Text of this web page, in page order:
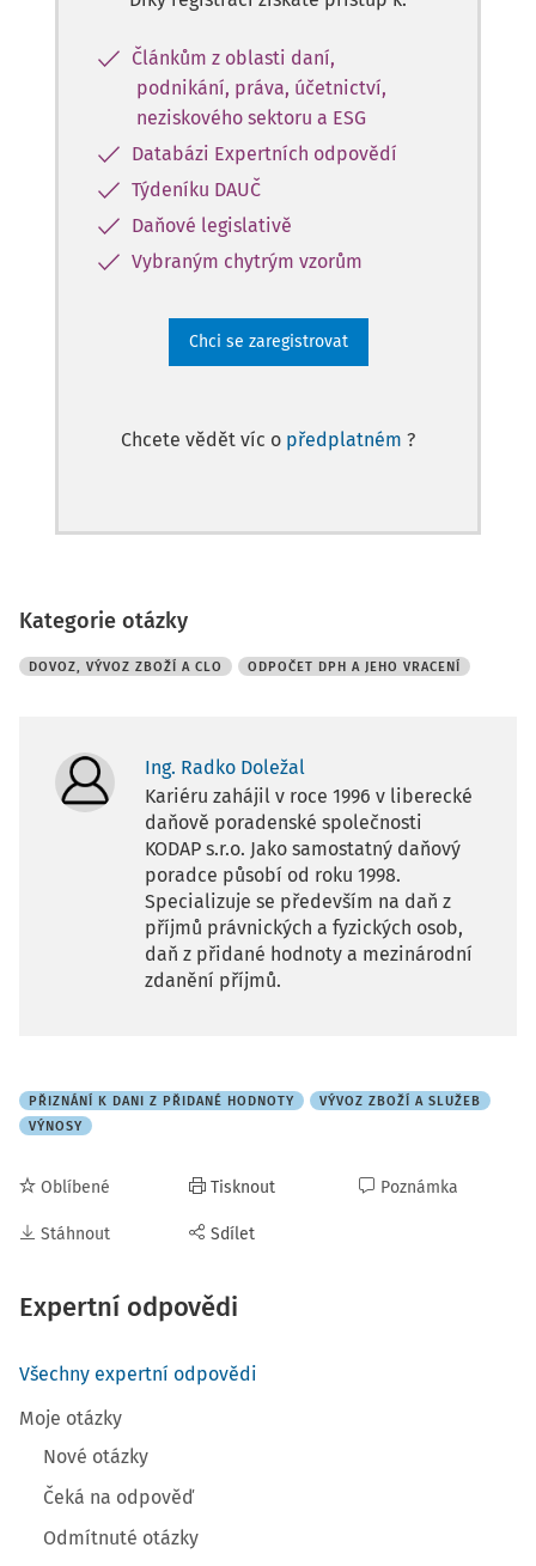
Článkům z oblasti daní,
podnikání, práva, účetnictví,
neziskového sektoru a ESG
Databázi Expertních odpovědí
Týdeníku DAUČ
Daňové legislativě
Vybraným chytrým vzorům
Chci se zaregistrovat
Chcete vědět víc o předplatném ?
Kategorie otázky
DOVOZ, VÝVOZ ZBOŽÍ A CLO ODPOČET DPH A JEHO VRACENÍ
Ing. Radko Doležal
Kariéru zahájil v roce 1996 v liberecké
daňově poradenské společnosti
KODAP s.r.o. Jako samostatný daňový
poradce působí od roku 1998.
Specializuje se především na daň z
příjmů právnických a fyzických osob,
daň z přidané hodnoty a mezinárodní
zdanění příjmů.
PŘIZNÁNÍ K DANI Z PŘIDANÉ HODNOTY
VÝVOZ ZBOŽÍ A SLUŽEB
VÝNOSY
Oblíbené
Stáhnout
Tisknout
Sdílet
Poznámka
Expertní odpovědi
Všechny expertní odpovědi
Moje otázky
Nové otázky
Čeká na odpověď
Odmítnuté otázky